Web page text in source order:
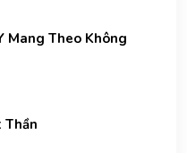
Mang Theo Không
Thần